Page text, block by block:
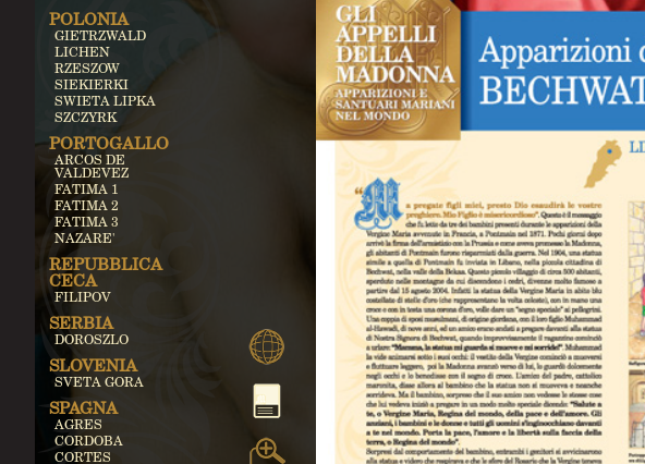
POLONIA
GIETRZWALD
LICHEN
RZESZOW
SIEKIERKI
SWIETA LIPKA
SZCZYRK
PORTOGALLO
ARCOS DE
VALDEVEZ
FATIMA 1
FATIMA 2
FATIMA 3
NAZARE'
REPUBBLICA
CECA
FILIPOV
SERBIA
DOROSZLO
SLOVENIA
SVETA GORA
SPAGNA
AGRES
CORDOBA
CORTES